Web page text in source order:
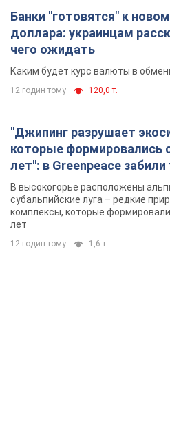
Банки "готовятся" к
доллара: украинцам
чего ожидать
Каким будет курс валюты в
12 годин тому 120,0 т.
"Джипинг разрушает
которые формировались
лет": в Greenpeace забили
В высокогорье расположены
субальпийские луга – редкие
комплексы, которые
лет
12 годин тому 1,6 т.